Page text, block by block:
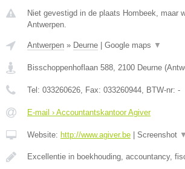
Niet gevestigd in de plaats Hombeek, maar
Antwerpen.
Antwerpen » Deurne Google maps ▼
Bisschoppenhoflaan 588, 2100 Deurne (
Tel: 033260626, Fax: 033260944, BTW-nr: -
E-mail › Accountantskantoor Agiver
Website: http://www.agiver.be Screenshot ▼
Excellentie in boekhouding, accountancy,